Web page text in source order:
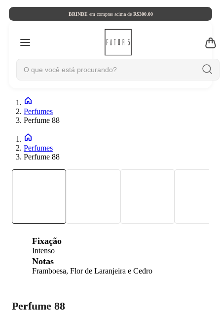
BRINDE em compras acima de R$300,00
Perfumes
Perfume 88
Perfumes
Perfume 88
Fixação
Intenso
Notas
Framboesa, Flor de Laranjeira e Cedro
Perfume 88